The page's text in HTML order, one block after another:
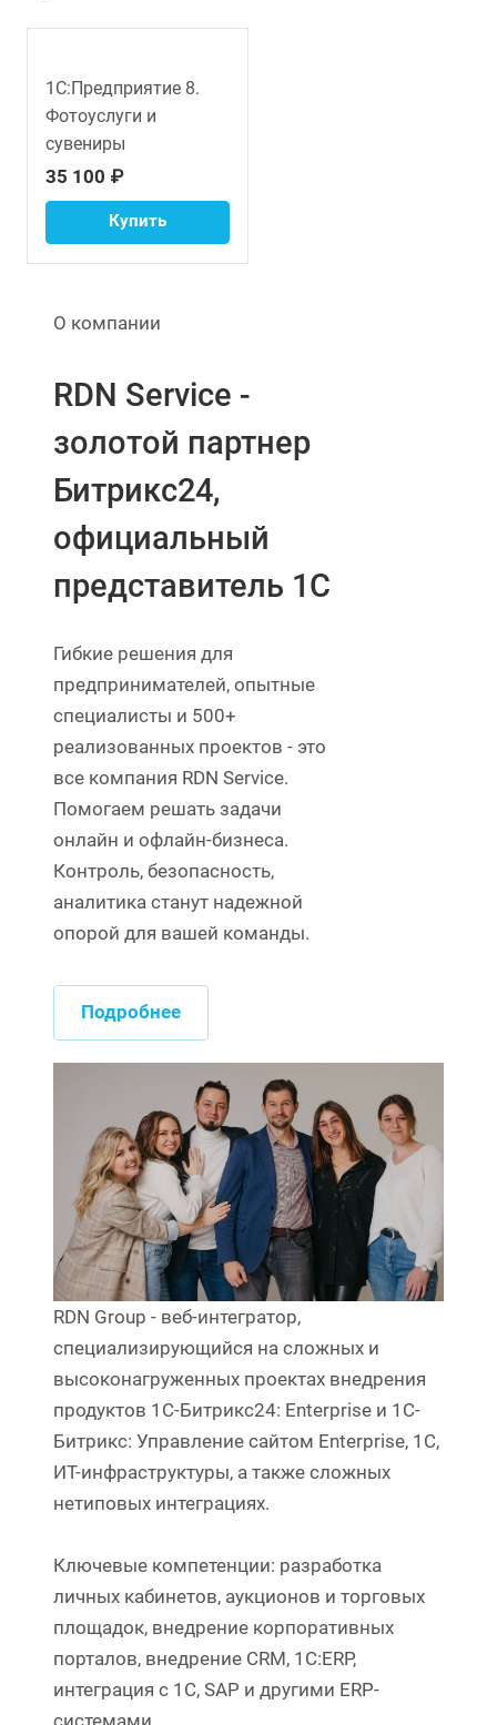
1С:Предприятие 8.
Фотоуслуги и
сувениры
35 100 ₽
Купить
О компании
RDN Service -
золотой партнер
Битрикс24,
официальный
представитель 1С
Гибкие решения для
предпринимателей, опытные
специалисты и 500+
реализованных проектов - это
все компания RDN Service.
Помогаем решать задачи
онлайн и офлайн-бизнеса.
Контроль, безопасность,
аналитика станут надежной
опорой для вашей команды.
Подробнее
RDN Group - веб-интегратор,
специализирующийся на сложных и
высоконагруженных проектах внедрения
продуктов 1С-Битрикс24: Enterprise и 1C-
Битрикс: Управление сайтом Enterprise, 1С,
ИТ-инфраструктуры, а также сложных
нетиповых интеграциях.
Ключевые компетенции: разработка
личных кабинетов, аукционов и торговых
площадок, внедрение корпоративных
порталов, внедрение CRM, 1С:ERP,
интеграция с 1С, SAP и другими ERP-